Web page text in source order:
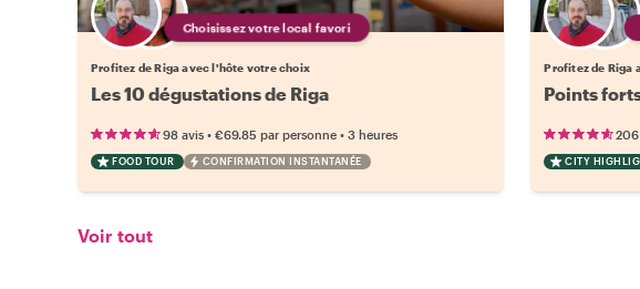
Choisissez votre local favori
Profitez de Riga avec l'hôte votre choix
Les 10 dégustations de Riga
98 avis • €69.85 par personne • 3 heures
FOOD TOUR CONFIRMATION INSTANTANÉE
Profitez de Riga
Points
206
CITY
Voir tout